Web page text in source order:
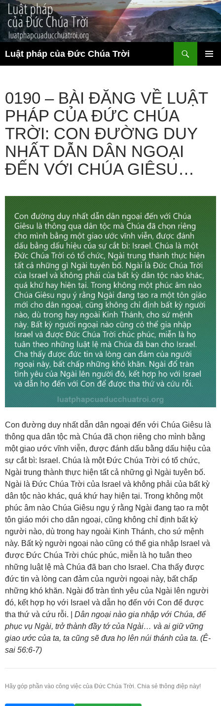
Chuyển
đến
nội
dung
Luật pháp của Đức Chúa Trời
kiếm
0190 – BÀI ĐĂNG VỀ LUẬT
PHÁP CỦA ĐỨC CHÚA
TRỜI: CON ĐƯỜNG DUY
NHẤT DẪN DÂN NGOẠI
ĐẾN VỚI CHÚA GIÊSU…
Con đường duy nhất dẫn dân ngoại đến với Chúa Giêsu là
thông qua dân tộc mà Chúa đã chọn riêng cho mình bằng
một giao ước vĩnh viễn, được đánh dấu bằng dấu hiệu của
sự cắt bì: Israel. Chúa là một Đức Chúa Trời có tổ chức,
Ngài trung thành thực hiện tất cả những gì Ngài tuyên bố.
Ngài là Đức Chúa Trời của Israel và không phải của bất kỳ
dân tộc nào khác, quá khứ hay hiện tại. Trong không một
phúc âm nào Chúa Giêsu ngụ ý rằng Ngài đang tạo ra một
tôn giáo mới cho dân ngoại, cũng không chỉ định bất kỳ
người nào, dù trong hay ngoài Kinh Thánh, cho sứ mệnh
này. Bất kỳ người ngoại nào cũng có thể gia nhập Israel và
được Đức Chúa Trời chúc phúc, miễn là họ tuân theo
những luật lệ mà Chúa đã ban cho Israel. Cha thấy được
đức tin và lòng can đảm của người ngoại này, bất chấp
những khó khăn. Ngài đổ tràn tình yêu của Ngài lên người
đó, kết hợp họ với Israel và dẫn họ đến với Con để được
tha thứ và cứu rỗi. | Dân ngoại nào gia nhập với Chúa, để
phục vụ Ngài, trở thành đầy tớ của Ngài… và ai giữ vững
giao ước của ta, ta cũng sẽ đưa họ lên núi thánh của ta. (Ê-
sai 56:6-7)
Hãy góp phần vào công việc của Đức Chúa Trời. Chia sẻ thông điệp này!